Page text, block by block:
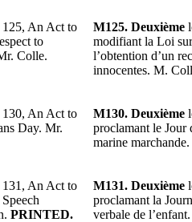
An Act to
to
Colle.
M125. Deuxième
modifiant la Loi
l’obtention d’un
innocentes. M.
An Act to
Day. Mr.
M130. Deuxième
proclamant le Jour
marine
An Act to
PRINTED.
M131. Deuxième
proclamant la
verbale de